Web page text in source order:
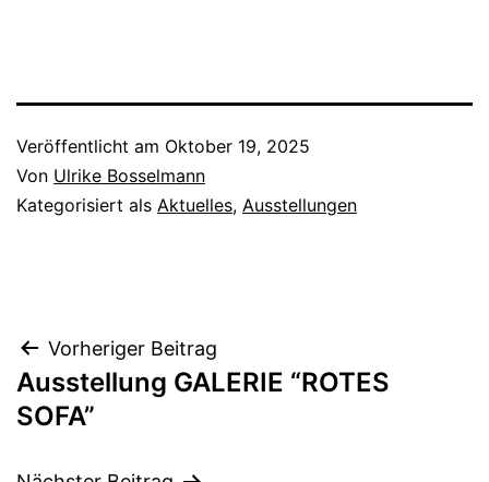
Veröffentlicht am Oktober 19, 2025
Von Ulrike Bosselmann
Kategorisiert als Aktuelles, Ausstellungen
Beitragsnavigation
Vorheriger Beitrag
Ausstellung GALERIE “ROTES
SOFA”